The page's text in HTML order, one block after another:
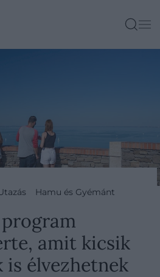
Hamu és Gyémánt
amit kicsik
is élvezhetnek